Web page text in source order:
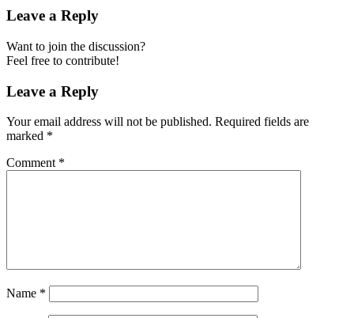
Leave a Reply
Want to join the discussion?
Feel free to contribute!
Leave a Reply
Your email address will not be published. Required fields are
marked *
Comment *
Name *